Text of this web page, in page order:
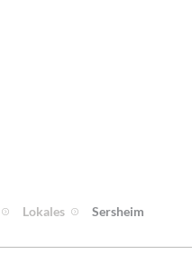
Lokales Sersheim